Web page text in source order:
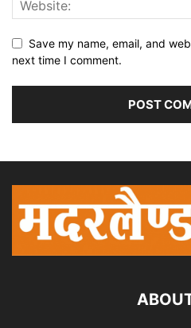
Save my name, email, and
next time I comment.